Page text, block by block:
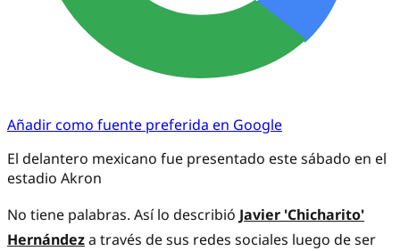
Añadir como fuente preferida en Google
El delantero mexicano fue presentado este sábado en el
estadio Akron
No tiene palabras. Así lo describió Javier 'Chicharito'
Hernándeza través de sus redes sociales luego de ser